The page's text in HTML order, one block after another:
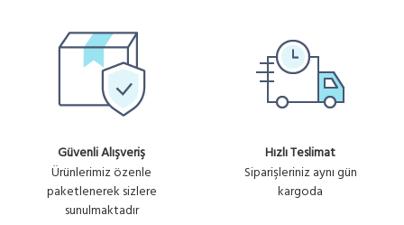
Güvenli Alışveriş
Ürünlerimiz özenle
paketlenerek sizlere
sunulmaktadır
Hızlı Teslimat
Siparişleriniz aynı gün
kargoda